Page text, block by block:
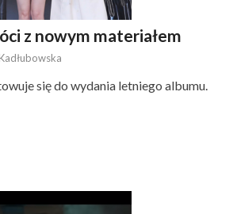
z nowym materiałem
się do wydania letniego albumu.